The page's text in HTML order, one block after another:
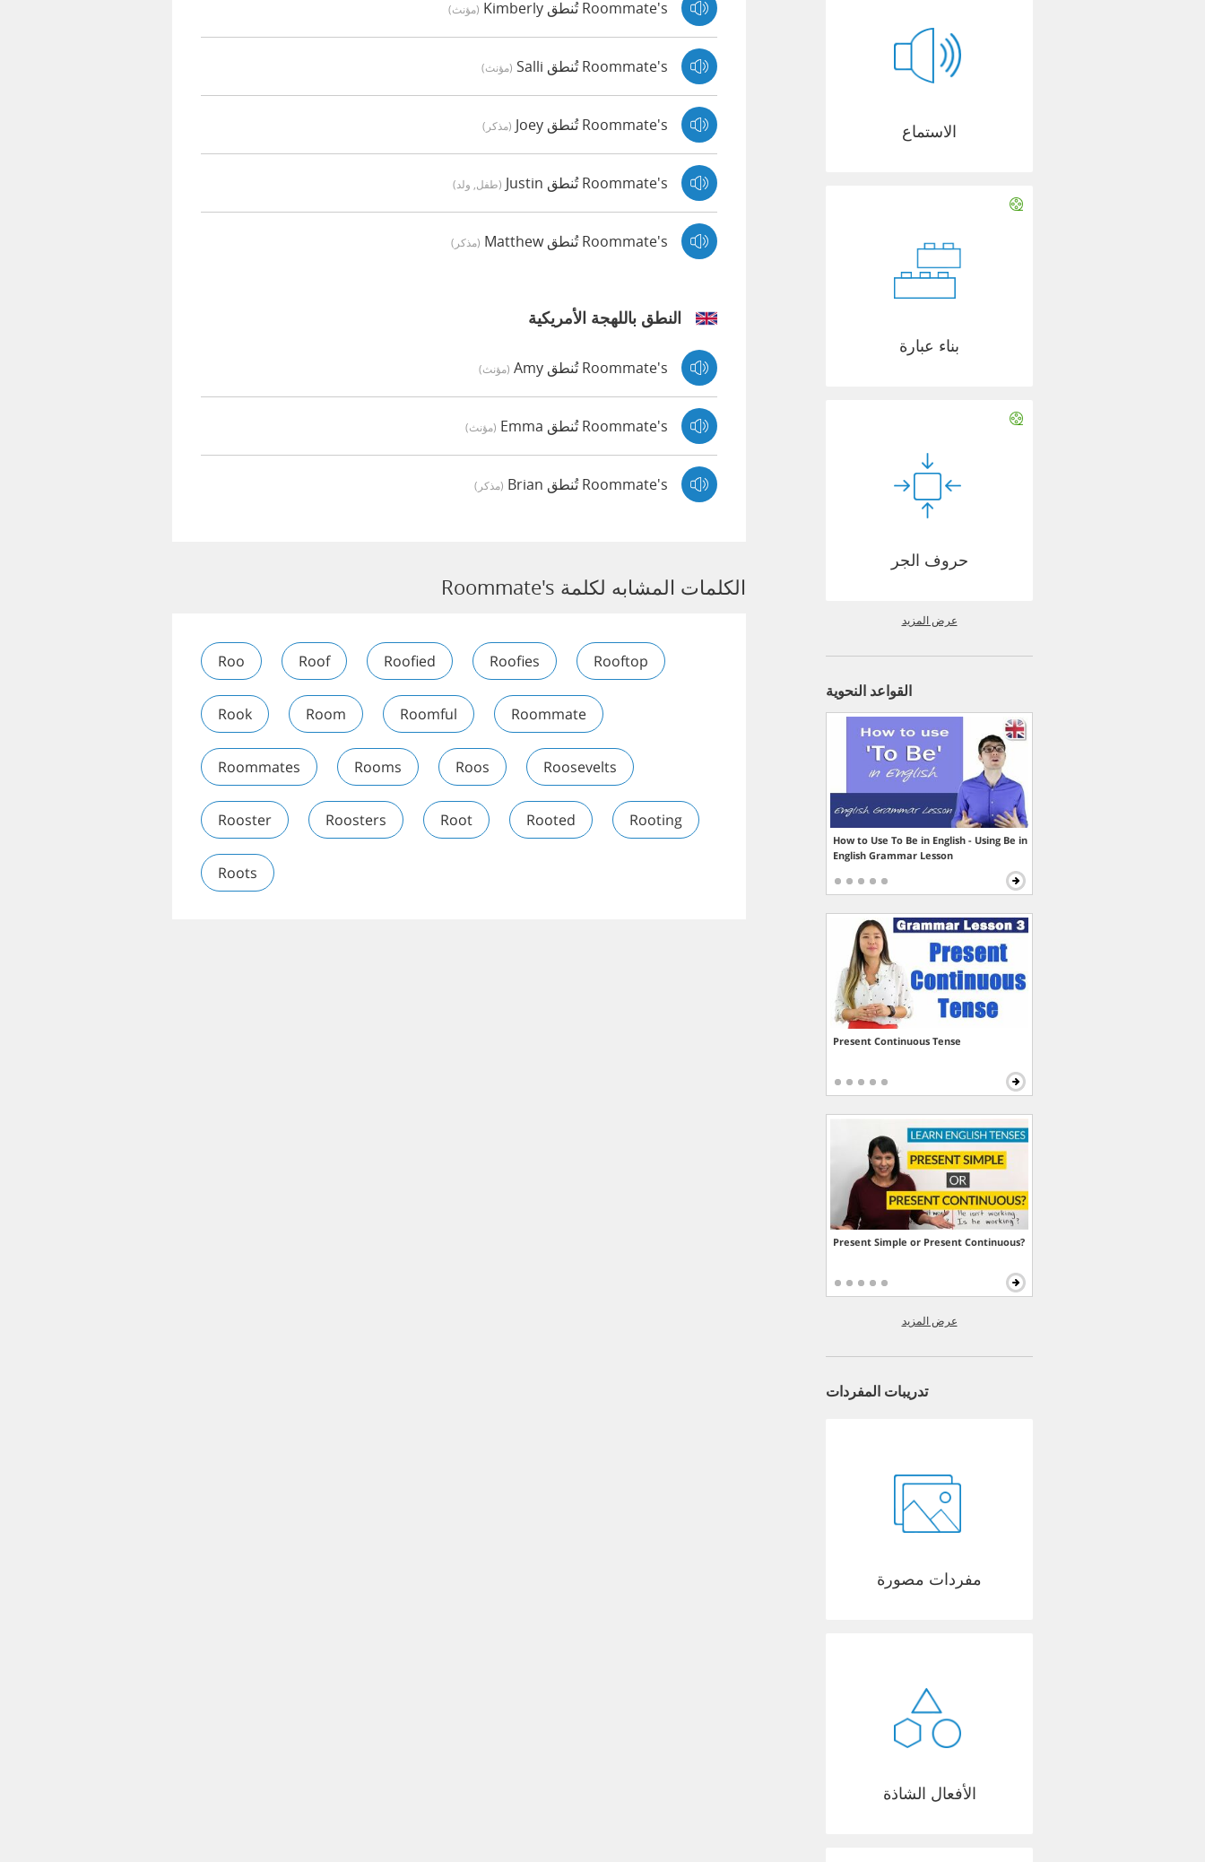
Roommate's تُنطق Kimberly (مؤنث)
Roommate's تُنطق Salli (مؤنث)
Roommate's تُنطق Joey (مذكر)
Roommate's تُنطق Justin (طفل, ولد)
Roommate's تُنطق Matthew (مذكر)
النطق باللهجة الأمريكية
Roommate's تُنطق Amy (مؤنث)
Roommate's تُنطق Emma (مؤنث)
Roommate's تُنطق Brian (مذكر)
الكلمات المشابه لكلمة Roommate's
Roo Roof Roofied Roofies Rooftop
Rook Room Roomful Roommate
Roommates Rooms Roos Roosevelts
Rooster Roosters Root Rooted Rooting
Roots
الاستماع
بناء عبارة
حروف الجر
عرض المزيد
القواعد النحوية
How to Use To Be in English - Using Be in
English Grammar Lesson
Present Continuous Tense
Present Simple or Present Continuous?
عرض المزيد
تدريبات المفردات
مفردات مصورة
الأفعال الشاذة